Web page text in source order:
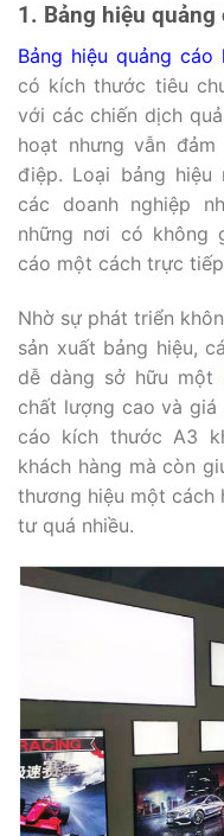
1. Bảng hiệu
Bảng hiệu quảng
có kích thước tiêu
với các chiến dịch
hoạt nhưng vẫn
điệp. Loại bảng
các doanh nghiệp
những nơi có không
cáo một cách trực
Nhờ sự phát triển
sản xuất bảng hiệu,
dễ dàng sở hữu một
chất lượng cao và giá
cáo kích thước A3
khách hàng mà còn
thương hiệu một cách
tư quá nhiều.